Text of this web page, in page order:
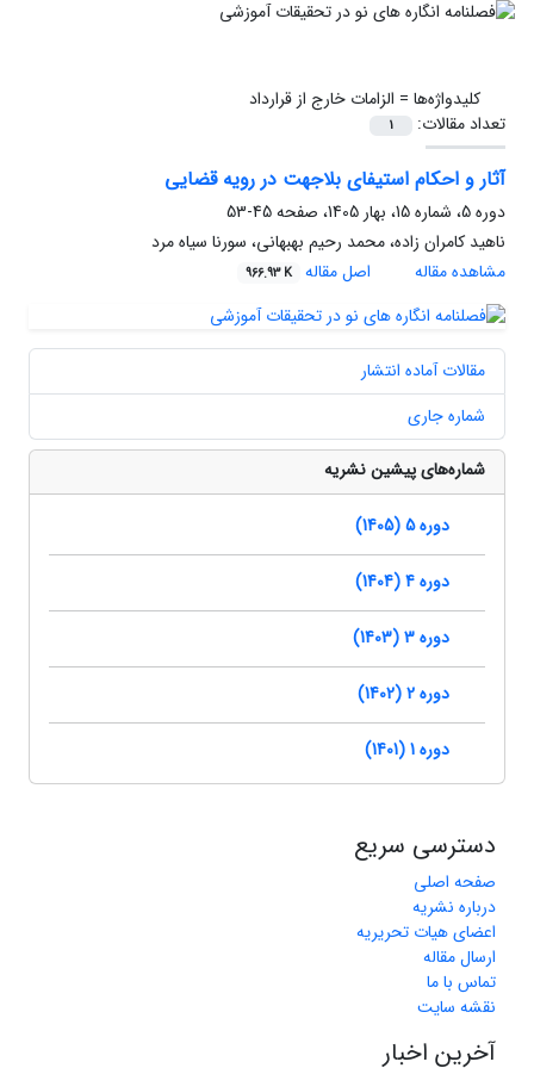
کلیدواژه‌ها = الزامات خارج از قرارداد
تعداد مقالات:
1
آثار و احکام استیفای بلاجهت در رویه قضایی
دوره 5، شماره 15، بهار 1405، صفحه
45-53
ناهید کامران زاده، محمد رحیم بهبهانی، سورنا سیاه مرد
مشاهده مقاله
اصل مقاله 966.93 K
مقالات آماده انتشار
شماره جاری
شماره‌های پیشین نشریه
دوره 5 (1405)
دوره 4 (1404)
دوره 3 (1403)
دوره 2 (1402)
دوره 1 (1401)
دسترسی سریع
صفحه اصلی
درباره نشریه
اعضای هیات تحریریه
ارسال مقاله
تماس با ما
نقشه سایت
آخرین اخبار